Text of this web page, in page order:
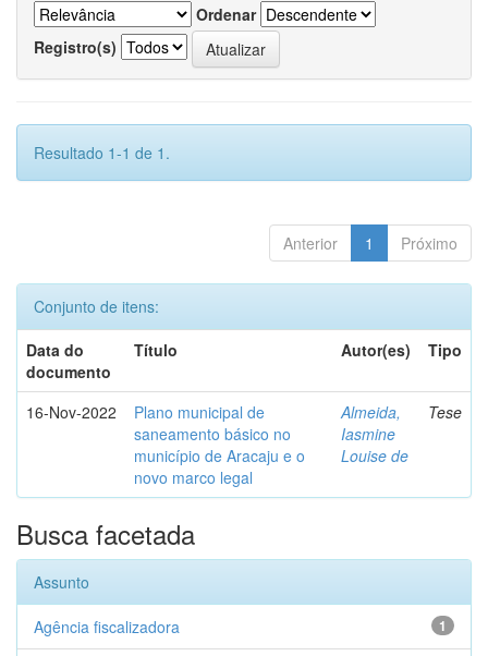
Ordenar
Registro(s)
Resultado 1-1 de 1.
Anterior 1 Próximo
Conjunto de itens:
Data do
documento
Título Autor(es) Tipo
16-Nov-2022
Plano municipal de
saneamento básico no
município de Aracaju e o
novo marco legal
Almeida,
Iasmine
Louise de
Tese
Busca facetada
Assunto
1
Agência fiscalizadora